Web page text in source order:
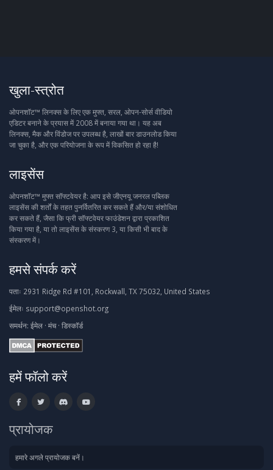
खुला-स्त्रोत
ओपनशॉट™ लिनक्स के लिए एक मुफ्त, सरल, ओपन-सोर्स वीडियो
एडिटर बनाने के प्रयास में 2008 में बनाया गया था। यह अब
लिनक्स, मैक और विंडोज पर उपलब्ध है, लाखों बार डाउनलोड किया
जा चुका है, और एक परियोजना के रूप में विकसित हो रहा है!
लाइसेंस
ओपनशॉट™ मुफ्त सॉफ्टवेयर है: आप इसे जीएनयू जनरल पब्लिक
लाइसेंस की शर्तों के तहत पुनर्वितरित कर सकते हैं और/या संशोधित
कर सकते हैं, जैसा कि फ्री सॉफ्टवेयर फाउंडेशन द्वारा प्रकाशित
किया गया है, या तो लाइसेंस के संस्करण 3, या किसी भी बाद के
संस्करण में।
हमसे संपर्क करें
पताः 2931 Ridge Rd #101, Rockwall, TX 75032, United States
ईमेलः support@openshot.org
समर्थन: ईमेल · मंच· डिस्कॉर्ड
हमें फॉलो करें
प्रायोजक
हमारे अगले प्रायोजक बनें।